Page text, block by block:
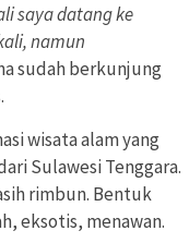
saya datang ke
namun
sudah berkunjung
wisata alam yang
Sulawesi Tenggara.
rimbun. Bentuk
eksotis, menawan.